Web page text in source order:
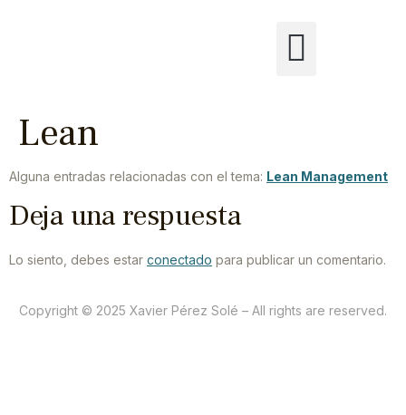
Lean
Alguna entradas relacionadas con el tema: Lean Management
Deja una respuesta
Lo siento, debes estar conectado para publicar un comentario.
Copyright © 2025 Xavier Pérez Solé – All rights are reserved.